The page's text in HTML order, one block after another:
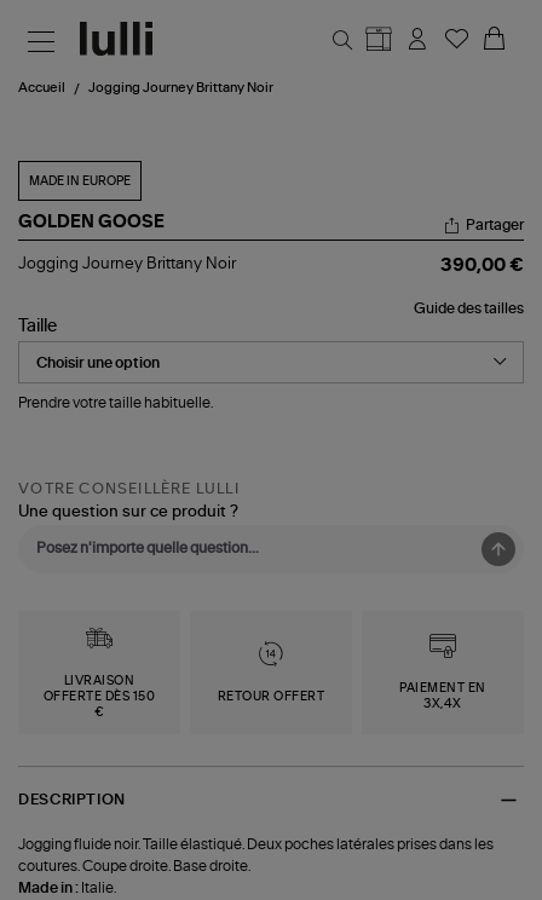
Accueil Jogging Journey Brittany Noir
MADE IN EUROPE
GOLDEN GOOSE
Jogging
Noir
Partager
Jogging Journey Brittany Noir 390,00 €
Guide des tailles
Taille
Prendre votre taille habituelle.
VOTRE CONSEILLÈRE LULLI
Une question sur ce produit ?
LIVRAISON
OFFERTE DÈS 150
€
RETOUR OFFERT
PAIEMENT EN
3X,4X
DESCRIPTION
Jogging fluide noir. Taille élastiqué. Deux poches latérales prises dans les
coutures. Coupe droite. Base droite.
Made in : Italie.